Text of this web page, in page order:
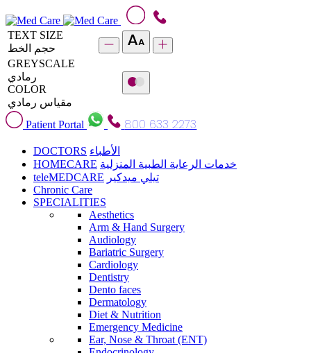
TEXT SIZE
حجم الخط
GREYSCALE
رمادي
COLOR
مقياس رمادي
Patient Portal
800 633 2273
DOCTORS الأطباء
HOMECARE خدمات الرعاية الطبية المنزلية
teleMEDCARE تيلي ميدكير
Chronic Care
SPECIALITIES
Aesthetics
Arm & Hand Surgery
Audiology
Bariatric Surgery
Cardiology
Dentistry
Dento faces
Dermatology
Diet & Nutrition
Emergency Medicine
Ear, Nose & Throat (ENT)